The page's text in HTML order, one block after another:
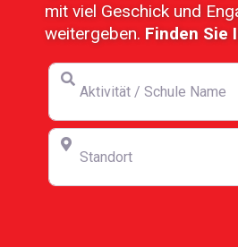
mit viel Geschick und
weitergeben. Finden Sie
Aktivität / Schule Name
Standort